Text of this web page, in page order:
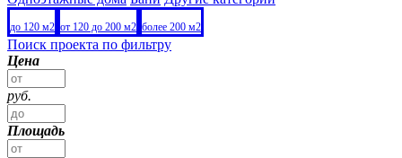
до 120 м2 от 120 до 200 м2 более 200 м2
Поиск проекта по фильтру
Цена
руб.
Площадь